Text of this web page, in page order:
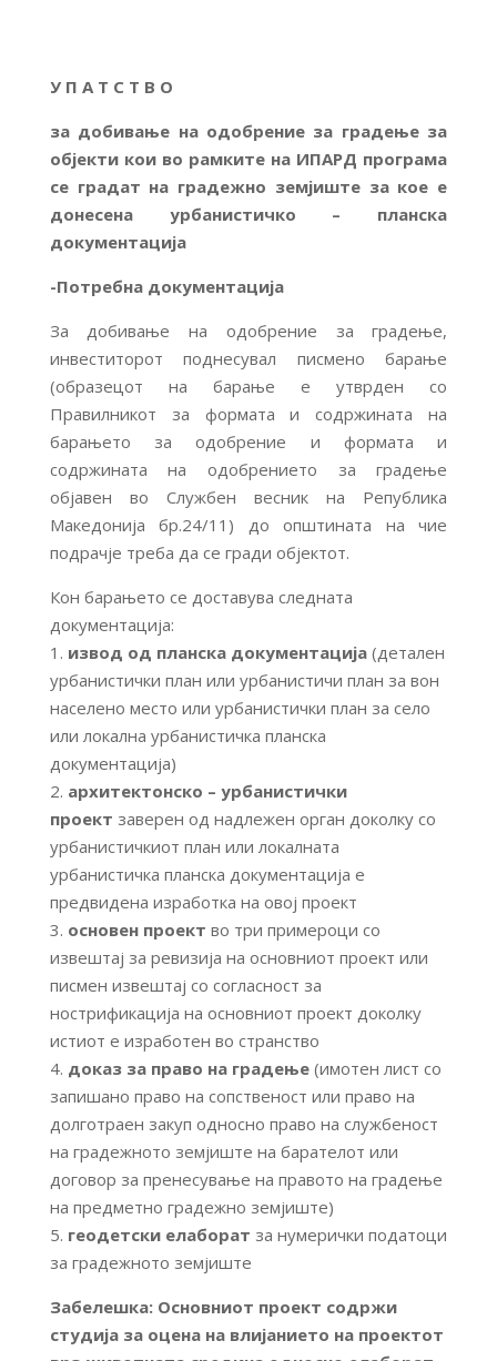
У П А Т С Т В О
за добивање на одобрение за градење за
објекти кои во рамките на ИПАРД програма
се градат на градежно земјиште за кое е
донесена урбанистичко – планска
документација
-Потребна документација
За добивање на одобрение за градење,
инвеститорот поднесувал писмено барање
(образецот на барање е утврден со
Правилникот за формата и содржината на
барањето за одобрение и формата и
содржината на одобрението за градење
објавен во Службен весник на Република
Македонија бр.24/11) до општината на чие
подрачје треба да се гради објектот.
Кон барањето се доставува следната
документација:
1. извод од планска документација(детален
урбанистички план или урбанистичи план за вон
населено место или урбанистички план за село
или локална урбанистичка планска
документација)
2. архитектонско – урбанистички
проект заверен од надлежен орган доколку со
урбанистичкиот план или локалната
урбанистичка планска документација е
предвидена изработка на овој проект
3. основен проект во три примероци со
извештај за ревизија на основниот проект или
писмен извештај со согласност за
нострификација на основниот проект доколку
истиот е изработен во странство
4. доказ за право на градење(имотен лист со
запишано право на сопственост или право на
долготраен закуп односно право на службеност
на градежното земјиште на барателот или
договор за пренесување на правото на градење
на предметно градежно земјиште)
5. геодетски елаборат за нумерички податоци
за градежното земјиште
Забелешка: Основниот проект содржи
студија за оцена на влијанието на проектот